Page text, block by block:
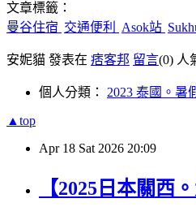
文章標籤：
曼谷住宿 交通便利 Asok站
安妮貓 發表在 痞客邦 留言(0) 人
個人分類： 2023 泰國。暑
▲top
Apr 18 Sat 2026 20:09
【2025日本關西